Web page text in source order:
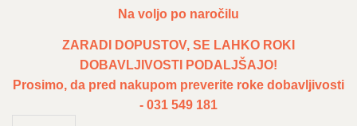
Na voljo po naročilu
ZARADI DOPUSTOV, SE LAHKO ROKI
DOBAVLJIVOSTI PODALJŠAJO!
Prosimo, da pred nakupom preverite roke dobavljivosti
- 031 549 181